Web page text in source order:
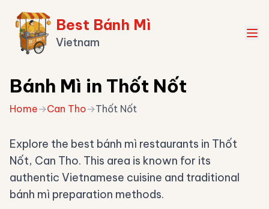
Best Bánh Mì
Vietnam
Bánh Mì in Thốt Nốt
Home→Can Tho→Thốt Nốt
Explore the best bánh mì restaurants in Thốt
Nốt, Can Tho. This area is known for its
authentic Vietnamese cuisine and traditional
bánh mì preparation methods.